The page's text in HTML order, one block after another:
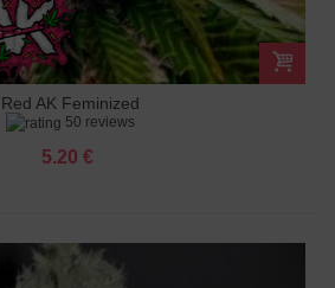
Red AK Feminized
50 reviews
5.20 €